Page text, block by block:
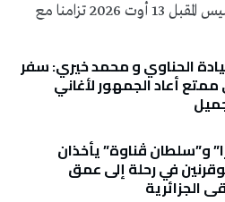
تُنظم جمعية تراثنا يوم الخميس المقبل 13 أوت 2026 تزامنا مع
الحناوي و محمد خيري: سفر
أعاد الجمهور لأغاني
و”سلطان ڤناوة” يأخذان
في رحلة إلى عمق
الجزائرية